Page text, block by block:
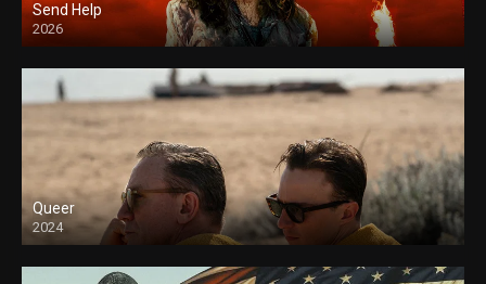
Send Help
2026
Queer
2024